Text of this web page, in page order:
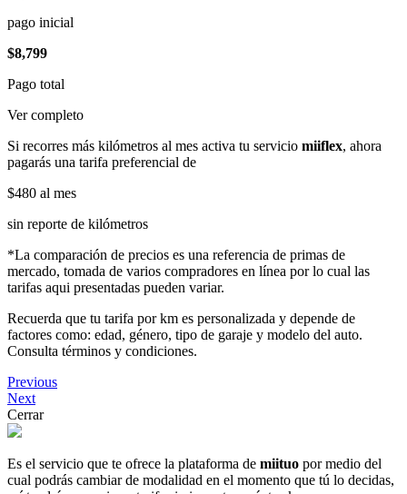
pago inicial
$8,799
Pago total
Ver completo
Si recorres más kilómetros al mes activa tu servicio miiflex, ahora
pagarás una tarifa preferencial de
$480 al mes
sin reporte de kilómetros
*La comparación de precios es una referencia de primas de
mercado, tomada de varios compradores en línea por lo cual las
tarifas aqui presentadas pueden variar.
Recuerda que tu tarifa por km es personalizada y depende de
factores como: edad, género, tipo de garaje y modelo del auto.
Consulta términos y condiciones.
Previous
Next
Cerrar
Es el servicio que te ofrece la plataforma de miituo por medio del
cual podrás cambiar de modalidad en el momento que tú lo decidas,